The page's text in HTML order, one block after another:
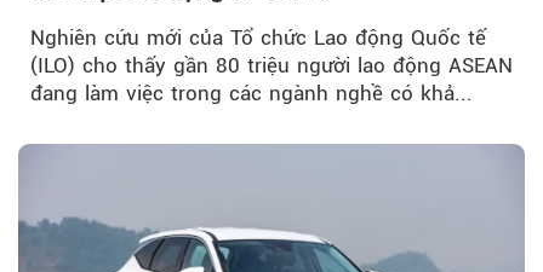
Nghiên cứu mới của Tổ chức Lao động Quốc tế
(ILO) cho thấy gần 80 triệu người lao động ASEAN
đang làm việc trong các ngành nghề có khả...